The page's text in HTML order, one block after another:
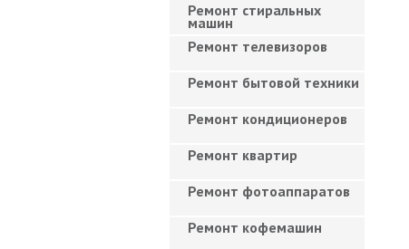
Ремонт стиральных
машин
Ремонт телевизоров
Ремонт бытовой техники
Ремонт кондиционеров
Ремонт квартир
Ремонт фотоаппаратов
Ремонт кофемашин